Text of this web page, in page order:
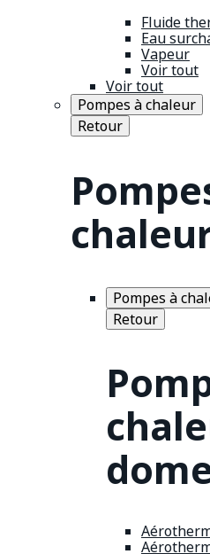
Fluide
Eau
Vapeur
Voir tout
Voir tout
Pompes à chaleur
Retour
Pompes à
Retour